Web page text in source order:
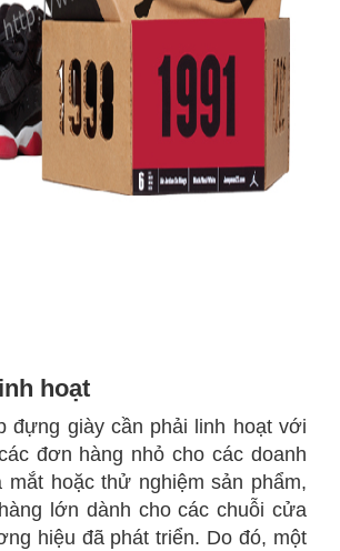
hoạt
đựng giày cần phải linh hoạt với
đơn hàng nhỏ cho các doanh
mắt hoặc thử nghiệm sản phẩm,
lớn dành cho các chuỗi cửa
hiệu đã phát triển. Do đó, một